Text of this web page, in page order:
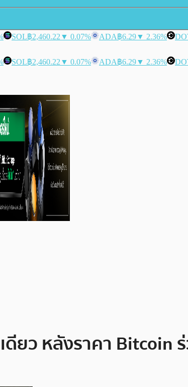
SOL฿2,460.22 ▼ 0.07% ADA฿6.29▼ 2.36%
SOL฿2,460.22 ▼ 0.07% ADA฿6.29▼ 2.36%
ยว หลังราคา Bitcoin